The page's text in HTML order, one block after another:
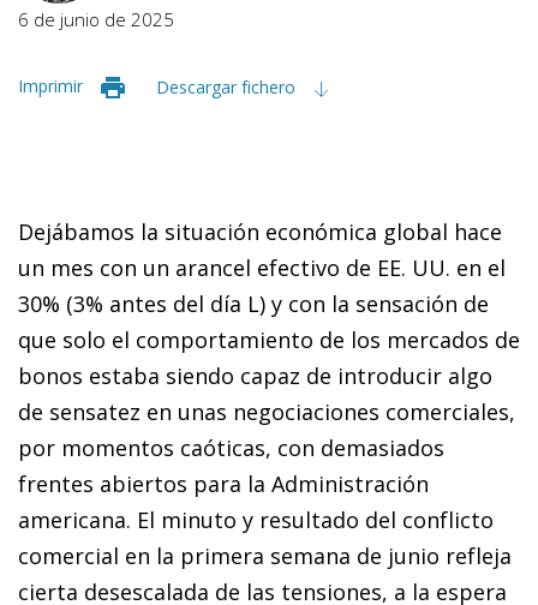
6 de junio de 2025
Imprimir Descargar fichero
Dejábamos la situación económica global hace
un mes con un arancel efectivo de EE. UU. en el
30% (3% antes del día L) y con la sensación de
que solo el comportamiento de los mercados de
bonos estaba siendo capaz de introducir algo
de sensatez en unas negociaciones comerciales,
por momentos caóticas, con demasiados
frentes abiertos para la Administración
americana. El minuto y resultado del conflicto
comercial en la primera semana de junio refleja
cierta desescalada de las tensiones, a la espera